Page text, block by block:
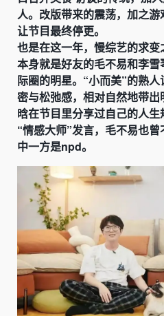
人。改版带来的震荡，加之游
让节目最终停更。
也是在这一年，慢综艺的求
本身就是好友的毛不易和李
际圈的明星。“小而美”的熟
密与松弛感，相对自然地带
晗在节目里分享过自己的人
“情感大师”发言，毛不易也
中一方是npd。